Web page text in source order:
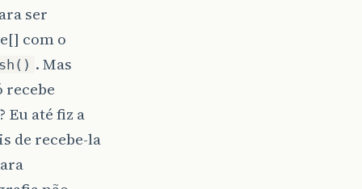
ser
com o
. Mas
recebe
Eu até fiz a
de recebe-la